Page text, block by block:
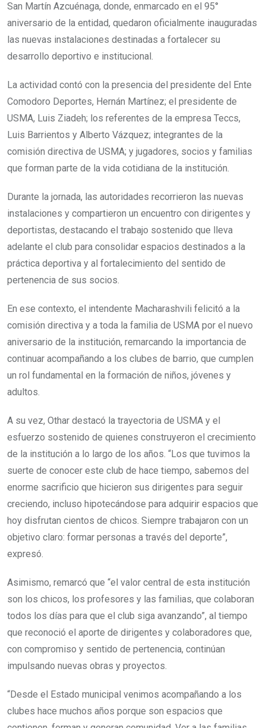
San Martín Azcuénaga, donde, enmarcado en el 95°
aniversario de la entidad, quedaron oficialmente inauguradas
las nuevas instalaciones destinadas a fortalecer su
desarrollo deportivo e institucional.
La actividad contó con la presencia del presidente del Ente
Comodoro Deportes, Hernán Martínez; el presidente de
USMA, Luis Ziadeh; los referentes de la empresa Teccs,
Luis Barrientos y Alberto Vázquez; integrantes de la
comisión directiva de USMA; y jugadores, socios y familias
que forman parte de la vida cotidiana de la institución.
Durante la jornada, las autoridades recorrieron las nuevas
instalaciones y compartieron un encuentro con dirigentes y
deportistas, destacando el trabajo sostenido que lleva
adelante el club para consolidar espacios destinados a la
práctica deportiva y al fortalecimiento del sentido de
pertenencia de sus socios.
En ese contexto, el intendente Macharashvili felicitó a la
comisión directiva y a toda la familia de USMA por el nuevo
aniversario de la institución, remarcando la importancia de
continuar acompañando a los clubes de barrio, que cumplen
un rol fundamental en la formación de niños, jóvenes y
adultos.
A su vez, Othar destacó la trayectoria de USMA y el
esfuerzo sostenido de quienes construyeron el crecimiento
de la institución a lo largo de los años. “Los que tuvimos la
suerte de conocer este club de hace tiempo, sabemos del
enorme sacrificio que hicieron sus dirigentes para seguir
creciendo, incluso hipotecándose para adquirir espacios que
hoy disfrutan cientos de chicos. Siempre trabajaron con un
objetivo claro: formar personas a través del deporte”,
expresó.
Asimismo, remarcó que “el valor central de esta institución
son los chicos, los profesores y las familias, que colaboran
todos los días para que el club siga avanzando”, al tiempo
que reconoció el aporte de dirigentes y colaboradores que,
con compromiso y sentido de pertenencia, continúan
impulsando nuevas obras y proyectos.
“Desde el Estado municipal venimos acompañando a los
clubes hace muchos años porque son espacios que